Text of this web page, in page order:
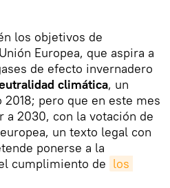
los objetivos de
Europea, que aspira a
de efecto invernadero
climática, un
pero que en este mes
a 2030, con la votación de
un texto legal con
ponerse a la
cumplimiento de los